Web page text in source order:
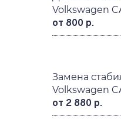
Volkswagen
от 800 р.
Замена
Volkswagen
от 2 880 р.